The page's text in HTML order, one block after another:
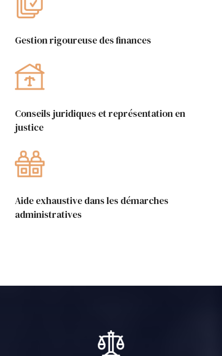
Gestion rigoureuse des finances
Conseils juridiques et représentation en
justice
Aide exhaustive dans les démarches
administratives